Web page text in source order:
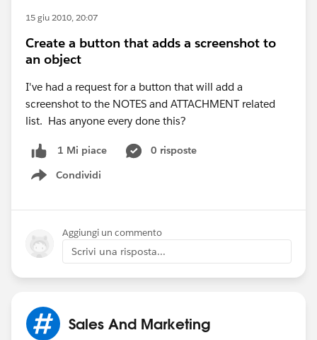
15 giu 2010, 20:07
Create a button that adds a screenshot to
an object
I've had a request for a button that will add a
screenshot to the NOTES and ATTACHMENT related
list. Has anyone every done this?
1 Mi piace
0 risposte
Condividi
Show menu
Aggiungi un commento
Scrivi una risposta...
Sales And Marketing